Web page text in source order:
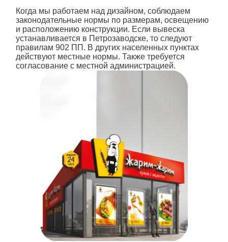
Когда мы работаем над дизайном, соблюдаем
законодательные нормы по размерам, освещению
и расположению конструкции. Если вывеска
устанавливается в Петрозаводске, то следуют
правилам 902 ПП. В других населенных пунктах
действуют местные нормы. Также требуется
согласование с местной администрацией.